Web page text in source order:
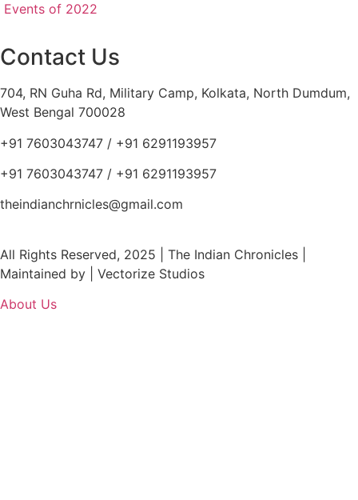
Events of 2022
Contact Us
704, RN Guha Rd, Military Camp, Kolkata, North Dumdum,
West Bengal 700028
+91 7603043747 / +91 6291193957
+91 7603043747 / +91 6291193957
theindianchrnicles@gmail.com
All Rights Reserved, 2025 | The Indian Chronicles |
Maintained by | Vectorize Studios
About Us